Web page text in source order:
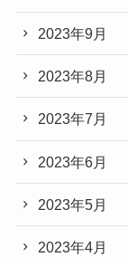
2023年9月
2023年8月
2023年7月
2023年6月
2023年5月
2023年4月